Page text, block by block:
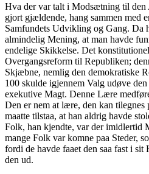
Hva der var talt i Modsætning til den
gjort gjældende, hang sammen med
Samfundets Udvikling og Gang. Da
almindelig Mening, at man havde
endelige Skikkelse. Det
Overgangsreform til Republiken;
Skjæbne, nemlig den demokratiske
100 skulde igjennem Valg udøve
exekutive Magt. Denne Lære
Den er nem at lære, den kan tilegnes
maatte tilstaa, at han aldrig havde
Folk, han kjendte, var der imidlertid
mange Folk var komne paa Steder,
fordi de havde faaet den saa fast i
den ud.